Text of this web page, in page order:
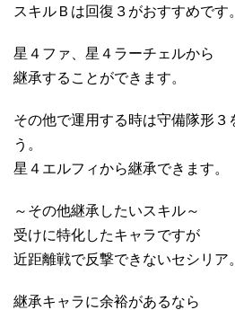
スキルＢは回復３がおすすめです。
星４ファ、星４ラーチェルから
継承することができます。
その他で運用する時は守備隊形３
う。
星４エルフィから継承できます。
～その他継承したいスキル～
受けに特化したキャラですが
近距離戦で反撃できないセシリア。
継承キャラに余裕があるなら